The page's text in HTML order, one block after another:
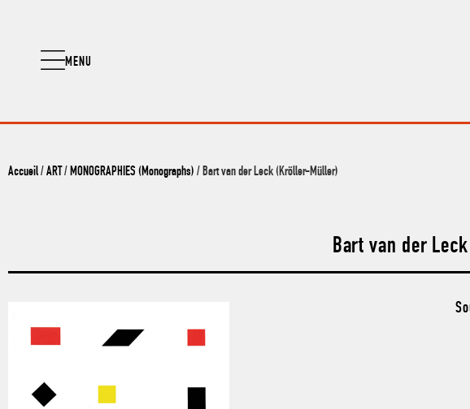
MENU
Accueil/ ART / MONOGRAPHIES (Monographs) / Bart van der Leck (Kröller-Müller)
Bart van der